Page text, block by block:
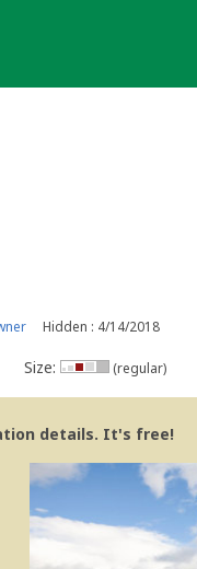
Hidden : 4/14/2018
Size: (regular)
details. It's free!